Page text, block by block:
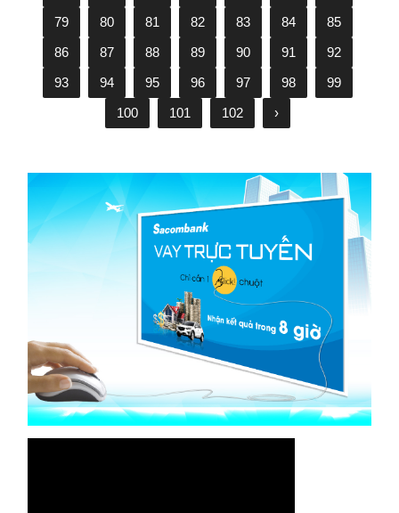
79
80 81 82 83 84
85
86
87 88 89 90 91
92
93
94 95 96 97 98
99
100
101 102 ›